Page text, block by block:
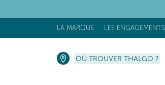
LA MARQUE LES ENGAGEMENTS
OÙ TROUVER THALGO ?